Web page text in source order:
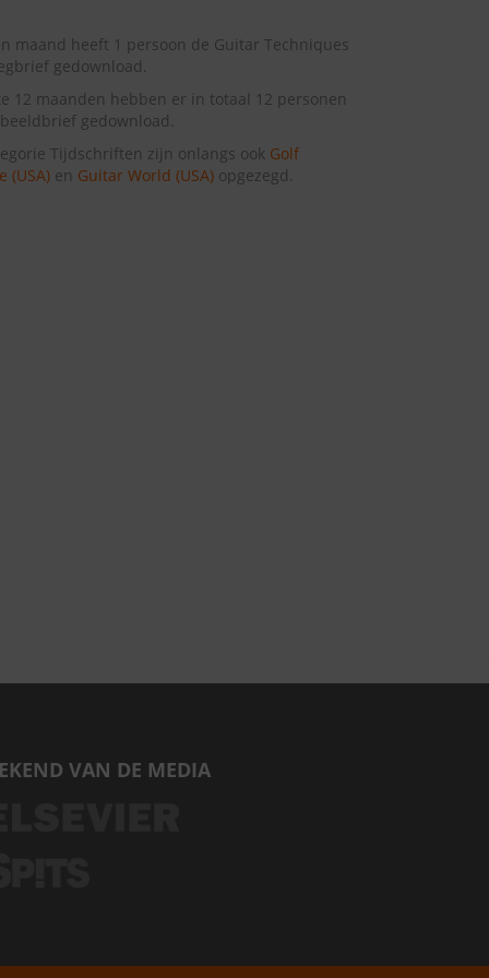
maand heeft 1 persoon de Guitar Techniques
gedownload.
12 maanden hebben er in totaal 12 personen
gedownload.
Tijdschriften zijn onlangs ook Golf
(USA)en Guitar World (USA)opgezegd.
VAN DE MEDIA